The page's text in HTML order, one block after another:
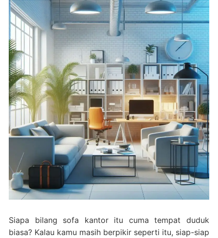
Siapa bilang sofa kantor itu cuma tempat duduk
biasa? Kalau kamu masih berpikir seperti itu, siap-siap